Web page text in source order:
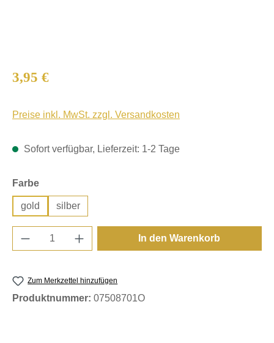
Regulärer Preis:
3,95 €
Preise inkl. MwSt. zzgl. Versandkosten
Sofort verfügbar, Lieferzeit: 1-2 Tage
Farbeauswählen
gold silber
Produkt Anzahl: Gib den gewünschten
In den Warenkorb
Zum Merkzettel hinzufügen
Produktnummer: 07508701O